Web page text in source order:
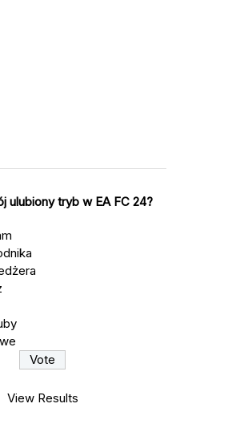
ulubiony tryb w EA FC 24?
View Results